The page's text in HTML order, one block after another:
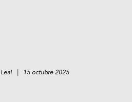
Leal | 15 octubre 2025